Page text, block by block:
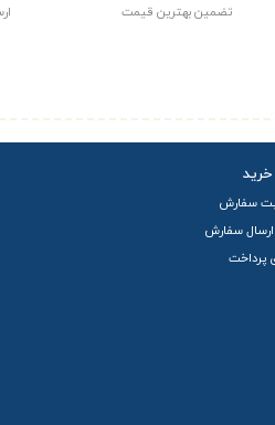
تضمین بهترین قیمت
خرید
سفارش
سفارش
پرداخت